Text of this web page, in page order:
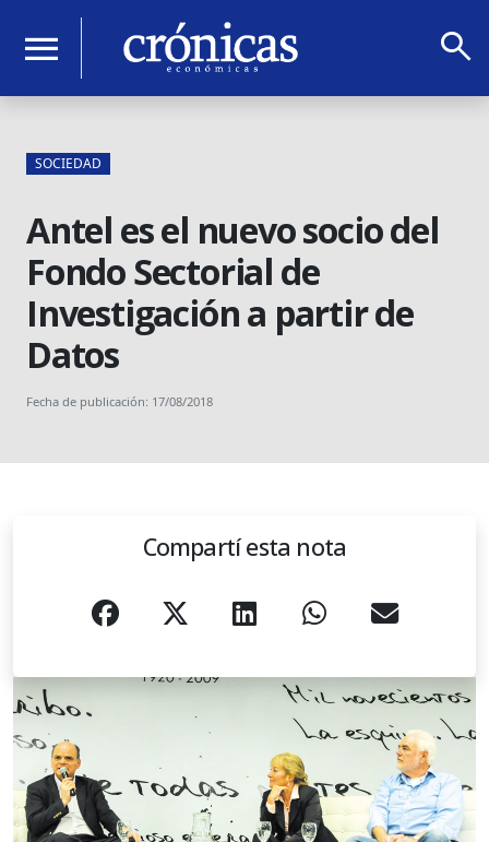
menu search
SOCIEDAD
Antel es el nuevo socio del
Fondo Sectorial de
Investigación a partir de
Datos
Fecha de publicación: 17/08/2018
Compartí esta nota